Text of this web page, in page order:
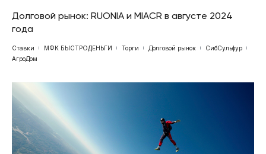
Долговой рынок: RUONIA и MIACR в августе 2024
года
Ставки МФК БЫСТРОДЕНЬГИ Торги Долговой рынок
СибСульфур
АгроДом